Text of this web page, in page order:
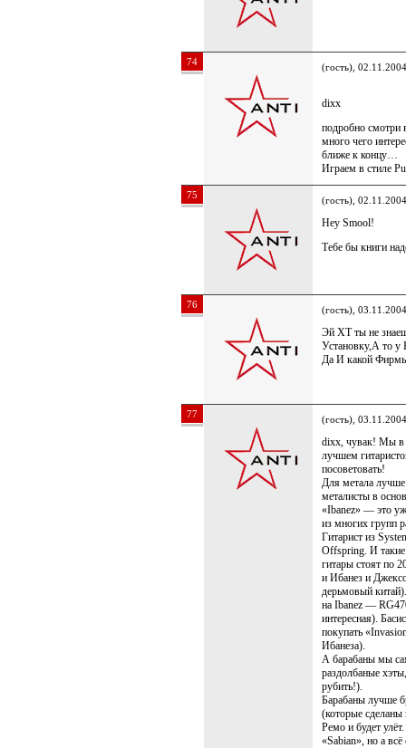
74 (гость),
dixx
подробно смотри
много чего
ближе к концу…
Играем в стиле
75 (гость),
Hey Smool!
Тебе бы книги
76 (гость),
Эй XT ты не
Установку,А то у
Да И какой
77 (гость),
dixx, чувак! Мы в
лучшем
посоветовать!
Для метала
металисты в
«Ibanez» — это
из многих групп
Гитарист из
Offspring. И
гитары стоят по
и Ибанез и
дерьмовый
на Ibanez —
интересная).
покупать
Ибанеза).
А барабаны мы
раздолбаные
рубить!).
Барабаны лучше
(которые сделаны
Ремо и будет
«Sabian», но а всё